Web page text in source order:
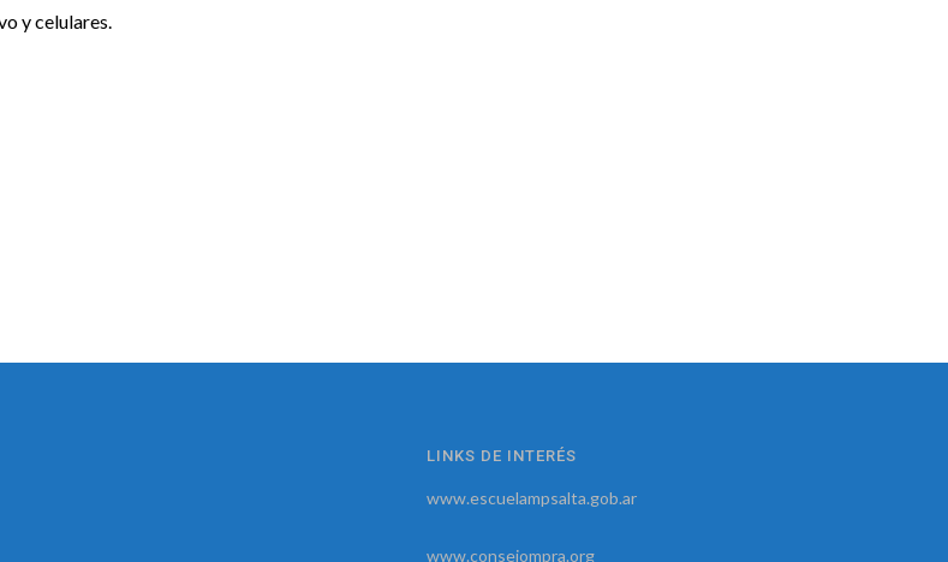
y celulares.
LINKS DE INTERÉS
www.escuelampsalta.gob.ar
www.consejompra.org